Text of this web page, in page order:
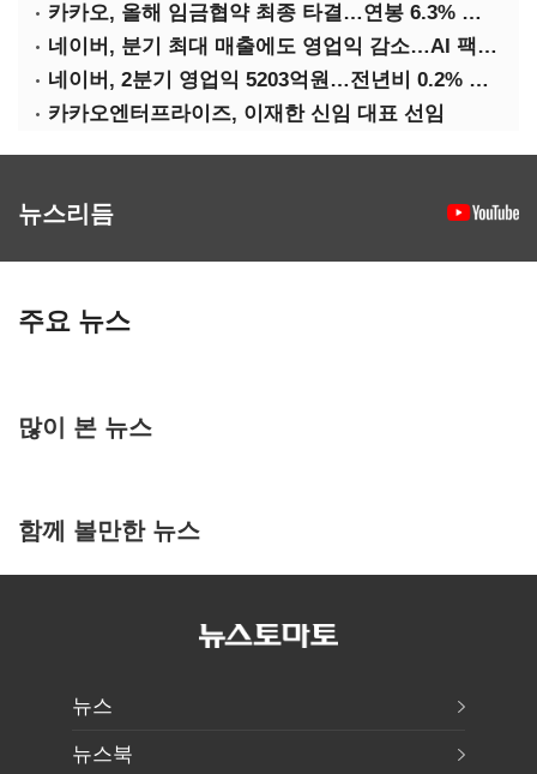
카카오, 올해 임금협약 최종 타결…연봉 6.3% 인상·격려금 300만원
네이버, 분기 최대 매출에도 영업익 감소…AI 팩토리 속도
네이버, 2분기 영업익 5203억원…전년비 0.2% 감소
카카오엔터프라이즈, 이재한 신임 대표 선임
뉴스리듬
주요 뉴스
많이 본 뉴스
함께 볼만한 뉴스
뉴스
뉴스북